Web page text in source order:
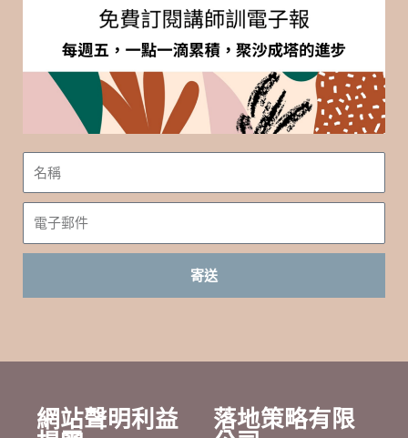
電
郵
寄送
網站聲明利益
落地策略有限